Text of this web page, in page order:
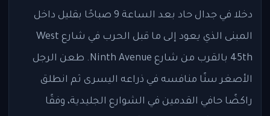
دخلا في جدال حاد بعد الساعة 9 صباحًا بقليل داخل
المبنى الذي يعود إلى ما قبل الحرب في شارع West
45th بالقرب من شارع Ninth Avenue. طعن الرجل
الأصغر سنًا منافسه في ذراعه اليسرى ثم انطلق
راكضًا حافي القدمين في الشوارع الجليدية، وفقًا